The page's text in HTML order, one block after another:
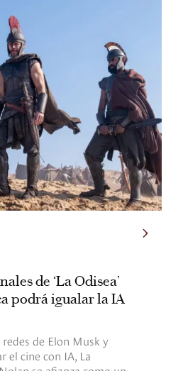
de ‘La Odisea’
podrá igualar la IA
de Elon Musk y
el cine con IA, La